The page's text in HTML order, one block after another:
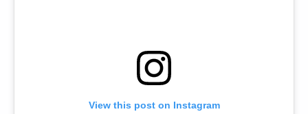
View this post on Instagram